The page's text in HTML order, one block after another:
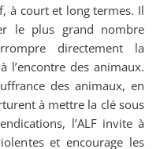
à court et long termes. Il
le plus grand nombre
directement la
l’encontre des animaux.
des animaux, en
à mettre la clé sous
l’ALF invite à
et encourage les